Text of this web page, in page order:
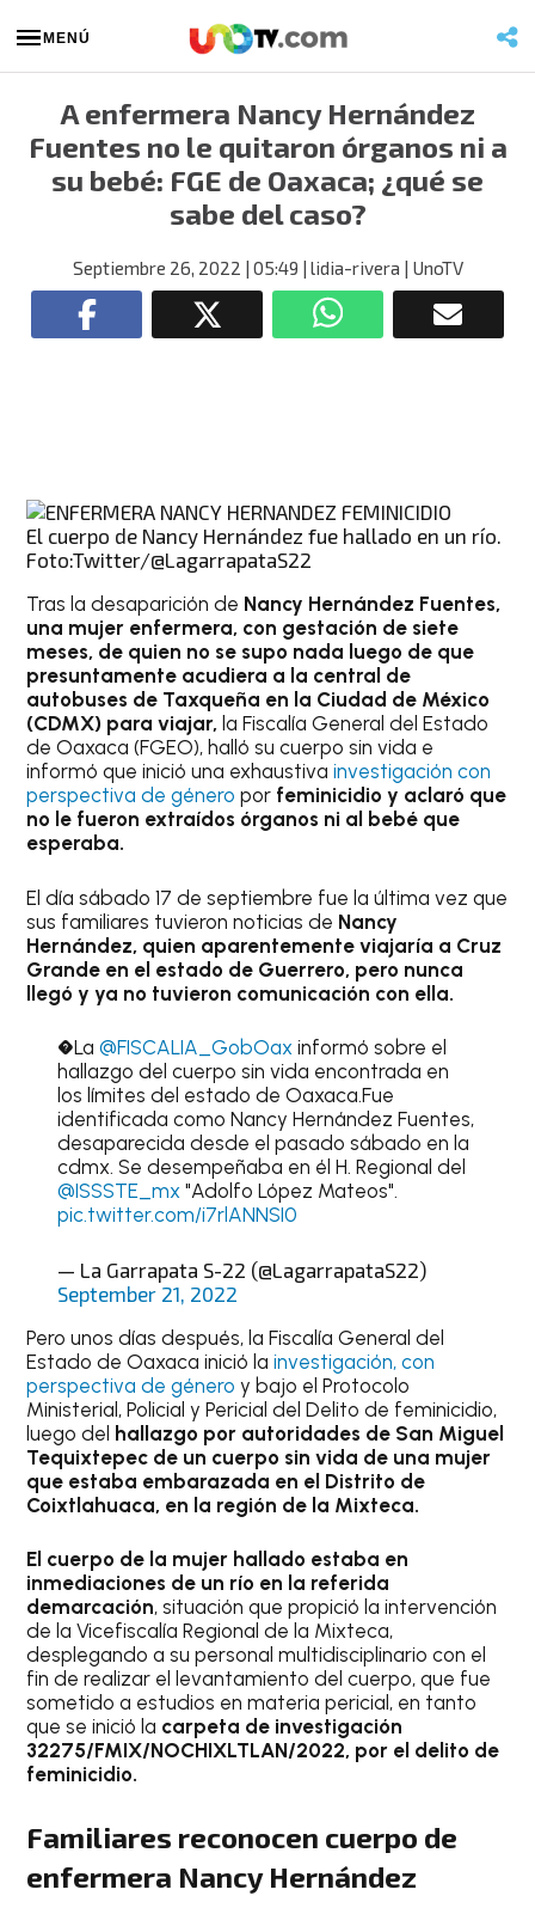
MENÚ
A enfermera Nancy Hernández
Fuentes no le quitaron órganos ni a
su bebé: FGE de Oaxaca; ¿qué se
sabe del caso?
Septiembre 26, 2022 | 05:49 | lidia-rivera | UnoTV
El cuerpo de Nancy Hernández fue hallado en un río.
Foto:Twitter/@LagarrapataS22
Tras la desaparición de Nancy Hernández Fuentes,
una mujer enfermera, con gestación de siete
meses, de quien no se supo nada luego de que
presuntamente acudiera a la central de
autobuses de Taxqueña en la Ciudad de México
(CDMX) para viajar, la Fiscalía General del Estado
de Oaxaca (FGEO), halló su cuerpo sin vida e
informó que inició una exhaustivainvestigación con
perspectiva de género por feminicidio y aclaró que
no le fueron extraídos órganos ni al bebé que
esperaba.
El día sábado 17 de septiembre fue la última vez que
sus familiares tuvieron noticias de Nancy
Hernández, quien aparentemente viajaría a Cruz
Grande en el estado de Guerrero, pero nunca
llegó y ya no tuvieron comunicación con ella.
�La @FISCALIA_GobOaxinformó sobre el
hallazgo del cuerpo sin vida encontrada en
los límites del estado de Oaxaca.Fue
identificada como Nancy Hernández Fuentes,
desaparecida desde el pasado sábado en la
cdmx. Se desempeñaba en él H. Regional del
@ISSSTE_mx"Adolfo López Mateos".
pic.twitter.com/i7rlANNSI0
— La Garrapata S-22 (@LagarrapataS22)
September 21, 2022
Pero unos días después, la Fiscalía General del
Estado de Oaxaca inició lainvestigación, con
perspectiva de género y bajo el Protocolo
Ministerial, Policial y Pericial del Delito de feminicidio,
luego del hallazgo por autoridades de San Miguel
Tequixtepec de un cuerpo sin vida de una mujer
que estaba embarazada en el Distrito de
Coixtlahuaca, en la región de la Mixteca.
El cuerpo de la mujer hallado estaba en
inmediaciones de un río en la referida
demarcación, situación que propició la intervención
de la Vicefiscalía Regional de la Mixteca,
desplegando a su personal multidisciplinario con el
fin de realizar el levantamiento del cuerpo, que fue
sometido a estudios en materia pericial, en tanto
que se inició la carpeta de investigación
32275/FMIX/NOCHIXLTLAN/2022, por el delito de
feminicidio.
Familiares reconocen cuerpo de
enfermera Nancy Hernández